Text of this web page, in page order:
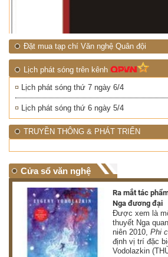
Đặt mua tạp chí Văn nghệ Quân đội
Lịch phát sóng trên kênh
Lịch phát sóng thứ 7 ngày 6/4
Lịch phát sóng thứ 6 ngày 5/4
TRUYỀN THÔNG & PHÁT TRIỂN
Cửa sổ văn nghệ
Ra mắt tác
Nga đương đại
Được xem là
thuyết Nga
niên 2010,Phi
định vị trí đặc
Vodolazkin